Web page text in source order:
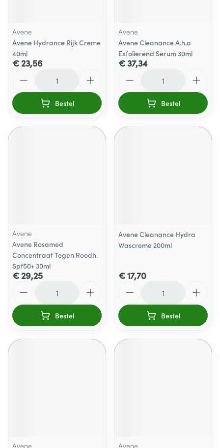
Avene
Avene Hydrance Rijk Creme
40ml
€ 23,56
Bestel
Avene
Avene Cleanance A.h.a
Exfolierend Serum 30ml
€ 37,34
Bestel
Avene
Avene Rosamed
Concentraat Tegen Roodh.
Spf50+ 30ml
€ 29,25
Bestel
Avene Cleanance Hydra
Wascreme 200ml
€ 17,70
Bestel
Avene Avene